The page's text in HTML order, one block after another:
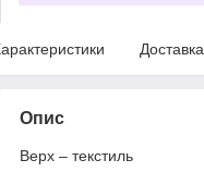
Доставка
Опис
Верх – текстиль